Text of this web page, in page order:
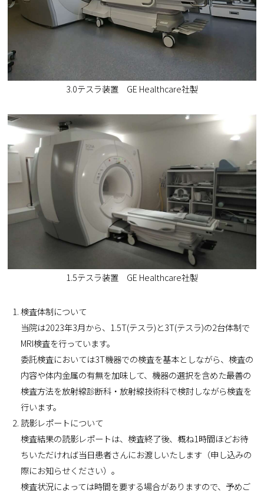
3.0テスラ装置 GE Healthcare社製
1.5テスラ装置 GE Healthcare社製
検査体制について
当院は2023年3月から、1.5T(テスラ)と3T(テスラ)の2台体制で
MRI検査を行っています。
委託検査においては3T機器での検査を基本としながら、検査の
内容や体内金属の有無を加味して、機器の選択を含めた最善の
検査方法を放射線診断科・放射線技術科で検討しながら検査を
行います。
読影レポートについて
検査結果の読影レポートは、検査終了後、概ね1時間ほどお待
ちいただければ当日患者さんにお渡しいたします（申し込みの
際にお知らせください）。
検査状況によっては時間を要する場合がありますので、予めご